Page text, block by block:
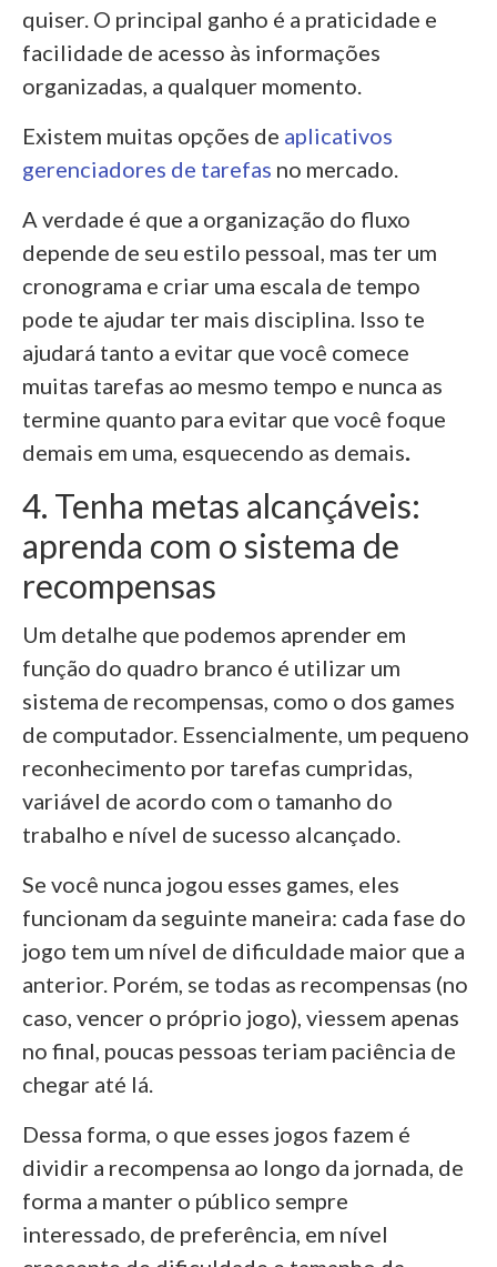
quiser. O principal ganho é a praticidade e
facilidade de acesso às informações
organizadas, a qualquer momento.
Existem muitas opções de aplicativos
gerenciadores de tarefas no mercado.
A verdade é que a organização do fluxo
depende de seu estilo pessoal, mas ter um
cronograma e criar uma escala de tempo
pode te ajudar ter mais disciplina. Isso te
ajudará tanto a evitar que você comece
muitas tarefas ao mesmo tempo e nunca as
termine quanto para evitar que você foque
demais em uma, esquecendo as demais.
4. Tenha metas alcançáveis:
aprenda com o sistema de
recompensas
Um detalhe que podemos aprender em
função do quadro branco é utilizar um
sistema de recompensas, como o dos games
de computador. Essencialmente, um pequeno
reconhecimento por tarefas cumpridas,
variável de acordo com o tamanho do
trabalho e nível de sucesso alcançado.
Se você nunca jogou esses games, eles
funcionam da seguinte maneira: cada fase do
jogo tem um nível de dificuldade maior que a
anterior. Porém, se todas as recompensas (no
caso, vencer o próprio jogo), viessem apenas
no final, poucas pessoas teriam paciência de
chegar até lá.
Dessa forma, o que esses jogos fazem é
dividir a recompensa ao longo da jornada, de
forma a manter o público sempre
interessado, de preferência, em nível